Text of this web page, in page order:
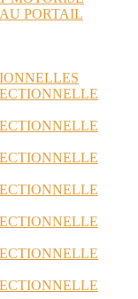
PORTAIL